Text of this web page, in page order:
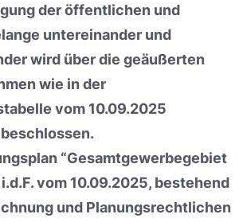
der öffentlichen und
untereinander und
wird über die geäußerten
wie in der
vom 10.09.2025
“Gesamtgewerbegebiet
vom 10.09.2025, bestehend
und Planungsrechtlichen